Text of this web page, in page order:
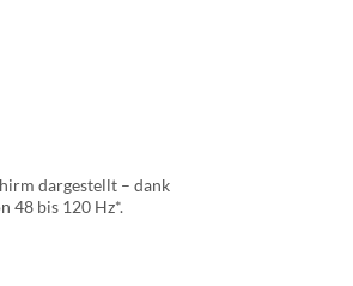
dargestellt – dank
48 bis 120 Hz*.